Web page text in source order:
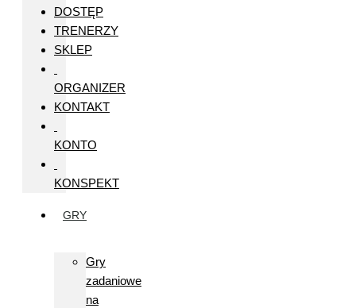
DOSTĘP
TRENERZY
SKLEP
ORGANIZER
KONTAKT
KONTO
KONSPEKT
GRY
Gry
zadaniowe
na